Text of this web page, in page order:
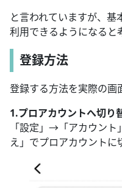
と言われていますが、
利用できるようになると
登録方法
登録する方法を実際の画
1.プロアカウントへ切り
「設定」→「アカウン
え」でプロアカウントに